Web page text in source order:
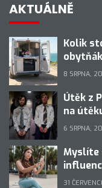
AKTUÁLNĚ
Kolik
8 SRPNA,
Útěk z
na
6 SRPNA,
Myslíte
31